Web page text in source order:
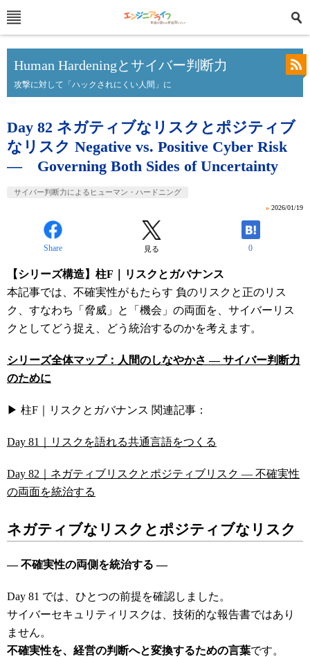
Human Hardeningとサイバー判断力
攻撃に対して「ハックされにくい人間」に
Day 82 ネガティブなリスクとポジティブ
なリスク Negative vs. Positive Cyber Risk
― Governing Both Sides of Uncertainty
サイバー判断力によるヒューマン・ハードニング
» 2026/01/19
Share 見る 0
【シリーズ構造】柱F｜リスクとガバナンス
本記事では、不確実性がもたらす 負のリスクと正のリス
ク、すなわち「脅威」と「機会」の両面を、サイバーリス
クとしてどう捉え、どう統治するのかを考えます。
シリーズ全体マップ：人間のしなやかさ ― サイバー判断力
のために
▶ 柱F｜リスクとガバナンス 関連記事：
Day 81｜リスクを語れる共通言語をつくる
Day 82｜ネガティブリスクとポジティブリスク ― 不確実性
の両面を統治する
ネガティブなリスクとポジティブなリスク
―不確実性の両側を統治する ―
Day 81 では、ひとつの前提を確認しました。
サイバーセキュリティリスクは、技術的な報告書ではあり
ません。
不確実性を、経営の判断へと変換するための言葉です。